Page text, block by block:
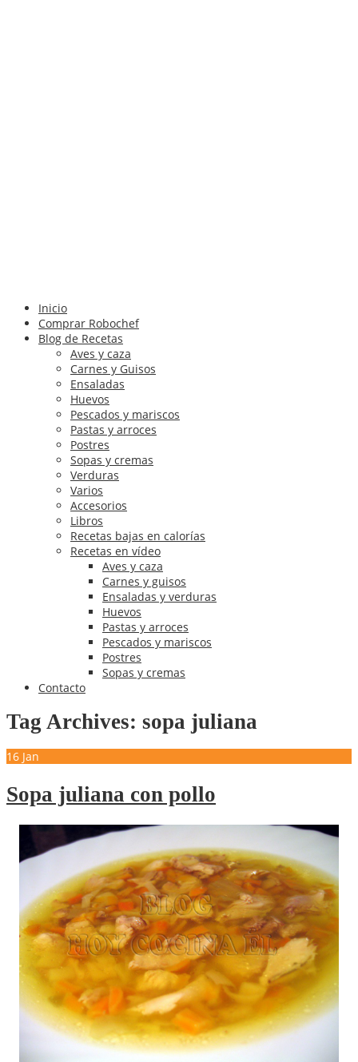
Inicio
Comprar Robochef
Blog de Recetas
Aves y caza
Carnes y Guisos
Ensaladas
Huevos
Pescados y mariscos
Pastas y arroces
Postres
Sopas y cremas
Verduras
Varios
Accesorios
Libros
Recetas bajas en calorías
Recetas en vídeo
Aves y caza
Carnes y guisos
Ensaladas y verduras
Huevos
Pastas y arroces
Pescados y mariscos
Postres
Sopas y cremas
Contacto
Tag Archives: sopa juliana
16 Jan
Sopa juliana con pollo